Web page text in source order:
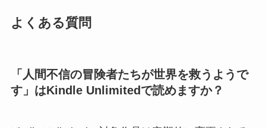
よくある質問
「人間不信の冒険者たちが世界を救うようで
す」はKindle Unlimitedで読めますか？